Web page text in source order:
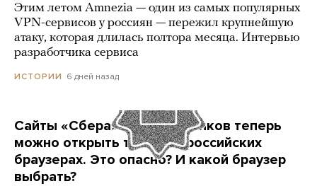
Этим летом Amnezia — один из самых популярных
VPN-сервисов у россиян — пережил крупнейшую
атаку, которая длилась полтора месяца. Интервью
разработчика сервиса
ИСТОРИИ 6 дней назад
Сайты «Сбера» и других банков теперь
можно открыть только в российских
браузерах. Это опасно? И какой браузер
выбрать?